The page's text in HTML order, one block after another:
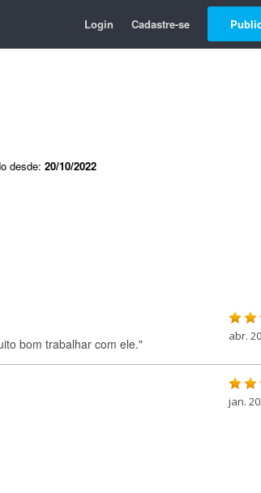
Login Cadastre-se
desde: 20/10/2022
bom trabalhar com ele."
abr.
jan.